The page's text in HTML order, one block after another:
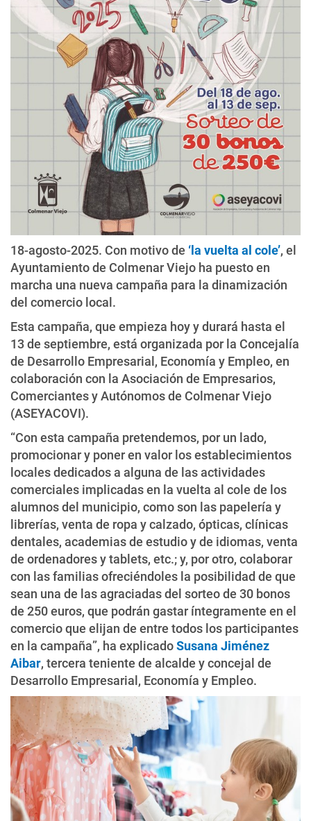
18-agosto-2025. Con motivo de ‘la vuelta al cole’, el
Ayuntamiento de Colmenar Viejo ha puesto en
marcha una nueva campaña para la dinamización
del comercio local.
Esta campaña, que empieza hoy y durará hasta el
13 de septiembre, está organizada por la Concejalía
de Desarrollo Empresarial, Economía y Empleo, en
colaboración con la Asociación de Empresarios,
Comerciantes y Autónomos de Colmenar Viejo
(ASEYACOVI).
“Con esta campaña pretendemos, por un lado,
promocionar y poner en valor los establecimientos
locales dedicados a alguna de las actividades
comerciales implicadas en la vuelta al cole de los
alumnos del municipio, como son las papelería y
librerías, venta de ropa y calzado, ópticas, clínicas
dentales, academias de estudio y de idiomas, venta
de ordenadores y tablets, etc.; y, por otro, colaborar
con las familias ofreciéndoles la posibilidad de que
sean una de las agraciadas del sorteo de 30 bonos
de 250 euros, que podrán gastar íntegramente en el
comercio que elijan de entre todos los participantes
en la campaña”, ha explicadoSusana Jiménez
Aibar, tercera teniente de alcalde y concejal de
Desarrollo Empresarial, Economía y Empleo.